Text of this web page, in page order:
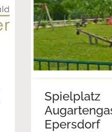
Spielplatz
Epersdorf